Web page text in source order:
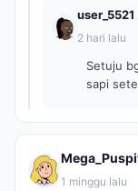
user_5521
2 hari lalu
Setuju
sapi
1 minggu lalu